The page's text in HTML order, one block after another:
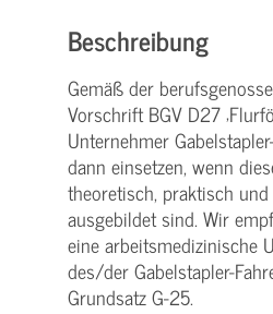
Beschreibung
Gemäß der
Vorschrift BGV D27
Unternehmer
dann einsetzen, wenn
theoretisch, praktisch
ausgebildet sind. Wir
eine arbeitsmedizinische
des/der Gabelstapler-
Grundsatz G-25.